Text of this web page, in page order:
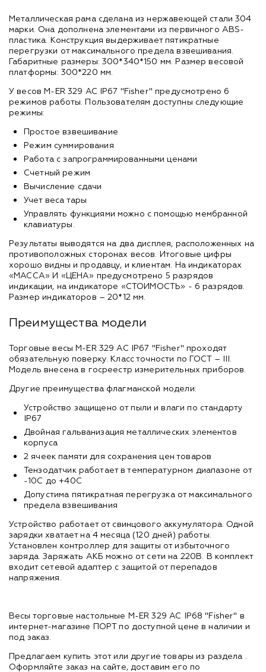
Металлическая рама сделана из нержавеющей стали 304
марки. Она дополнена элементами из первичного ABS-
пластика. Конструкция выдерживает пятикратные
перегрузки от максимального предела взвешивания.
Габаритные размеры: 300*340*150 мм. Размер весовой
платформы: 300*220 мм.
У весов M-ER 329 AC IP67 "Fisher" предусмотрено 6
режимов работы. Пользователям доступны следующие
режимы:
Простое взвешивание
Режим суммирования
Работа с запрограммированными ценами
Счетный режим
Вычисление сдачи
Учет веса тары
Управлять функциями можно с помощью мембранной
клавиатуры.
Результаты выводятся на два дисплея, расположенных на
противоположных сторонах весов. Итоговые цифры
хорошо видны и продавцу, и клиентам. На индикаторах
«МАССА» И «ЦЕНА» предусмотрено 5 разрядов
индикации, на индикаторе «СТОИМОСТЬ» - 6 разрядов.
Размер индикаторов – 20*12 мм.
Преимущества модели
Торговые весы M-ER 329 AC IP67 "Fisher" проходят
обязательную поверку. Класс точности по ГОСТ – III.
Модель внесена в госреестр измерительных приборов.
Другие преимущества флагманской модели:
Устройство защищено от пыли и влаги по стандарту
IP67
Двойная гальванизация металлических элементов
корпуса
2 ячеек памяти для сохранения цен товаров
Тензодатчик работает в температурном диапазоне от
-10С до +40С
Допустима пятикратная перегрузка от максимального
предела взвешивания
Устройство работает от свинцового аккумулятора. Одной
зарядки хватает на 4 месяца (120 дней) работы.
Установлен контроллер для защиты от избыточного
заряда. Заряжать АКБ можно от сети на 220В. В комплект
входит сетевой адаптер с защитой от перепадов
напряжения.
Весы торговые настольные M-ER 329 AC IP68 "Fisher" в
интернет-магазине ПОРТ по доступной цене в наличии и
под заказ.
Предлагаем купить этот или другие товары из раздела .
Оформляйте заказ на сайте, доставим его по